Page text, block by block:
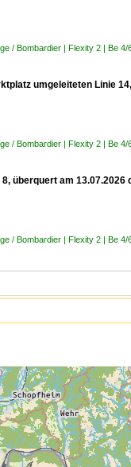
/ Bombardier | Flexity 2 | Be 4/
umgeleiteten Linie
/ Bombardier | Flexity 2 | Be 4/
überquert am
/ Bombardier | Flexity 2 | Be 4/